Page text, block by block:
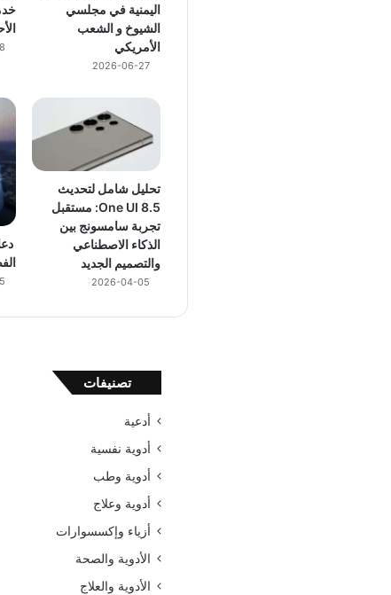
اليمنية في مجلسي
الشيوخ و الشعب
الأمريكي
2026-06-27
تحليل شامل لتحديث
One UI 8.5: مستقبل
تجربة سامسونج بين
الذكاء الاصطناعي
والتصميم الجديد
2026-04-05
تصنيفات
أدعية
أدوية نفسية
أدوية وطب
أدوية وعلاج
أزياء وإكسسوارات
الأدوية والصحة
الأدوية والعلاج